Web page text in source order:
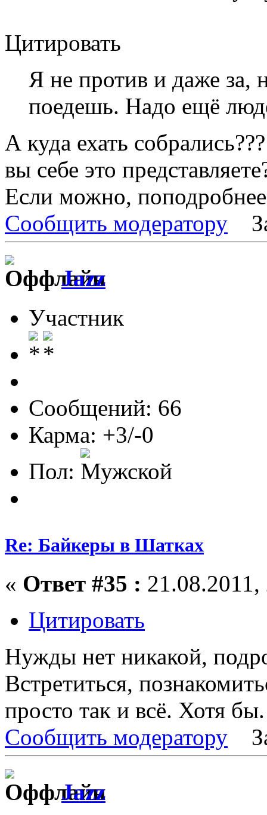
Цитировать
Я не против и даже за,
поедешь. Надо ещё
А куда ехать
вы себе это
Если можно,
Сообщить модератору
Jazz
Участник
Сообщений: 66
Карма: +3/-0
Пол:
Re: Байкеры в Шатках
« Ответ #35 :
Цитировать
Нужды нет никакой,
Встретиться,
просто так и всё. Хотя бы.
Сообщить модератору
Jazz